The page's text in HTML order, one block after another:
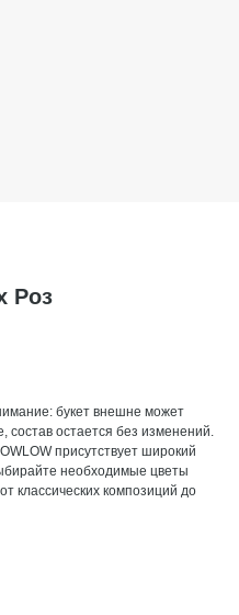
Роз
букет внешне может
состав остается без изменений.
присутствует широкий
необходимые цветы
классических композиций до